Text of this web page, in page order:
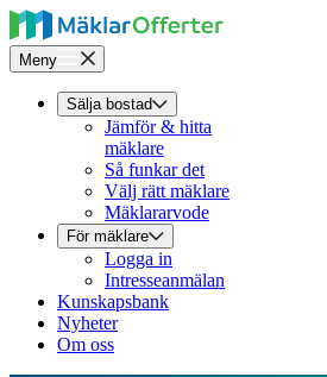
Meny
Sälja bostad
Jämför & hitta
mäklare
Så funkar det
Välj rätt mäklare
Mäklararvode
För mäklare
Logga in
Intresseanmälan
Kunskapsbank
Nyheter
Om oss